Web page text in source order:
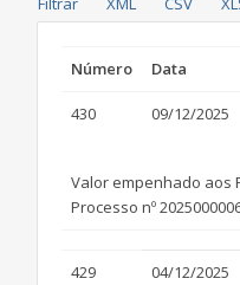
Número Data
430 09/12/2025
Valor empenhado aos
Processo nº
429 04/12/2025